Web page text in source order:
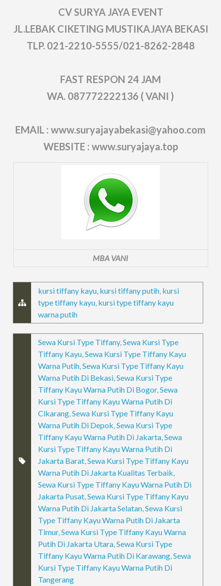
CV SURYA JAYA EVENT
JL.LEBAK CIKETING MUSTIKAJAYA BEKASI
TLP. 021-2210-5555/021-8262-2848
FAST RESPON 24 JAM
WA. 087772222136 ( VANI )
EMAIL : www.suryajayabekasi@yahoo.com
WEBSITE : www.suryajaya.top
MBA VANI
kursi tiffany kayu kursi tiffany putih kursi
type tiffany kayu kursi type tiffany kayu
warna putih
Sewa Kursi Type Tiffany,Sewa Kursi Type
Tiffany Kayu ,Sewa Kursi Type Tiffany Kayu
Warna Putih ,Sewa Kursi Type Tiffany Kayu
Warna Putih Di Bekasi ,Sewa Kursi Type
Tiffany Kayu Warna Putih Di Bogor,Sewa
Kursi Type Tiffany Kayu Warna Putih Di
Cikarang ,Sewa Kursi Type Tiffany Kayu
Warna Putih Di Depok ,Sewa Kursi Type
Tiffany Kayu Warna Putih Di Jakarta ,Sewa
Kursi Type Tiffany Kayu Warna Putih Di
Jakarta Barat ,Sewa Kursi Type Tiffany Kayu
Warna Putih Di Jakarta Kualitas Terbaik
Sewa Kursi Type Tiffany Kayu Warna Putih Di
Jakarta Pusat ,Sewa Kursi Type Tiffany Kayu
Warna Putih Di Jakarta Selatan ,Sewa Kursi
Type Tiffany Kayu Warna Putih Di Jakarta
Timur,Sewa Kursi Type Tiffany Kayu Warna
Putih Di Jakarta Utara ,Sewa Kursi Type
Tiffany Kayu Warna Putih Di Karawang ,Sewa
Kursi Type Tiffany Kayu Warna Putih Di
Tangerang